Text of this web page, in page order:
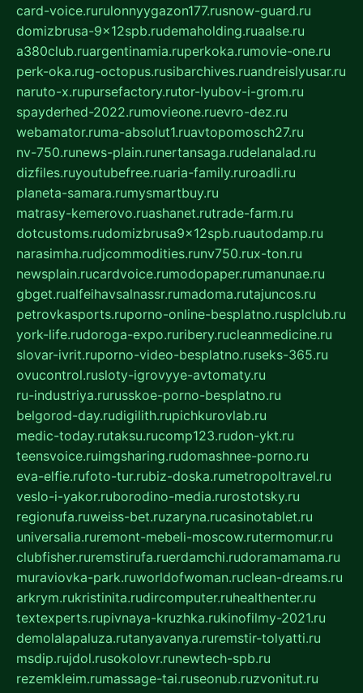
card-voice.rurulonnyygazon177.rusnow-guard.ru
domizbrusa-9x12spb.rudemaholding.ruaalse.ru
a380club.ruargentinamia.ruperkoka.rumovie-one.ru
perk-oka.rug-octopus.rusibarchives.ruandreislyusar.ru
naruto-x.rupursefactory.rutor-lyubov-i-grom.ru
spayderhed-2022.rumovieone.ruevro-dez.ru
webamator.ruma-absolut1.ruavtopomosch27.ru
nv-750.runews-plain.runertansaga.rudelanalad.ru
dizfiles.ruyoutubefree.ruaria-family.ruroadli.ru
planeta-samara.rumysmartbuy.ru
matrasy-kemerovo.ruashanet.rutrade-farm.ru
dotcustoms.rudomizbrusa9x12spb.ruautodamp.ru
narasimha.rudjcommodities.runv750.rux-ton.ru
newsplain.rucardvoice.rumodopaper.rumanunae.ru
gbget.rualfeihavsalnassr.rumadoma.rutajuncos.ru
petrovkasports.ruporno-online-besplatno.rusplclub.ru
york-life.rudoroga-expo.ruribery.rucleanmedicine.ru
slovar-ivrit.ruporno-video-besplatno.ruseks-365.ru
ovucontrol.rusloty-igrovyye-avtomaty.ru
ru-industriya.rurusskoe-porno-besplatno.ru
belgorod-day.rudigilith.rupichkurovlab.ru
medic-today.rutaksu.rucomp123.rudon-ykt.ru
teensvoice.ruimgsharing.rudomashnee-porno.ru
eva-elfie.rufoto-tur.rubiz-doska.rumetropoltravel.ru
veslo-i-yakor.ruborodino-media.rurostotsky.ru
regionufa.ruweiss-bet.ruzaryna.rucasinotablet.ru
universalia.ruremont-mebeli-moscow.rutermomur.ru
clubfisher.ruremstirufa.ruerdamchi.rudoramamama.ru
muraviovka-park.ruworldofwoman.ruclean-dreams.ru
arkrym.rukristinita.rudircomputer.ruhealthenter.ru
textexperts.rupivnaya-kruzhka.rukinofilmy-2021.ru
demolalapaluza.rutanyavanya.ruremstir-tolyatti.ru
msdip.rujdol.rusokolovr.runewtech-spb.ru
rezemkleim.rumassage-tai.ruseonub.ruzvonitut.ru